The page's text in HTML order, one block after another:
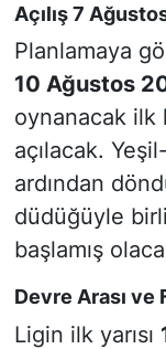
Açılış 7
Planlamaya
10 Ağustos
oynanacak ilk
açılacak.
ardından
düdüğüyle
başlamış
Devre Arası ve
Ligin ilk yarısı